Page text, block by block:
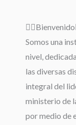
Bienvenido
Somos una
nivel,
las diversas
integral del
ministerio de
por medio de